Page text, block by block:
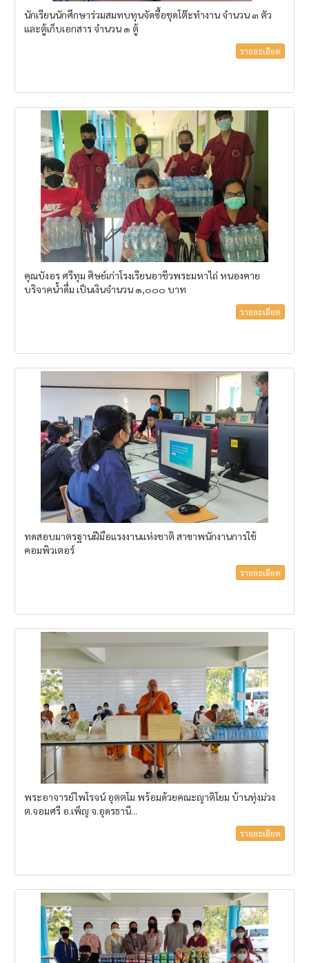
นักเรียนนักศึกษาร่วมสมทบทุนจัดซื้อชุดโต๊ะทำงาน จำนวน ๓ ตัว
และตู้เก็บเอกสาร จำนวน ๑ ตู้
รายละเอียด
คุณบังอร ศรีทุม ศิษย์เก่าโรงเรียนอาชีวพระมหาไถ่ หนองคาย
บริจาคน้ำดื่ม เป็นเงินจำนวน ๑,๐๐๐ บาท
รายละเอียด
ทดสอบมาตรฐานฝีมือแรงงานแห่งชาติ สาขาพนักงานการใช้
คอมพิวเตอร์
รายละเอียด
พระอาจารย์ไพโรจน์ อุตฺตโม พร้อมด้วยคณะญาติโยม บ้านทุ่งม่วง
ต.จอมศรี อ.เพ็ญ จ.อุดรธานี...
รายละเอียด